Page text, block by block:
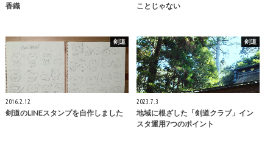
香織
ことじゃない
剣道
2016.2.12
剣道のLINEスタンプを自作しました
剣道
2023.7.3
地域に根ざした「剣道クラブ」イン
スタ運用7つのポイント